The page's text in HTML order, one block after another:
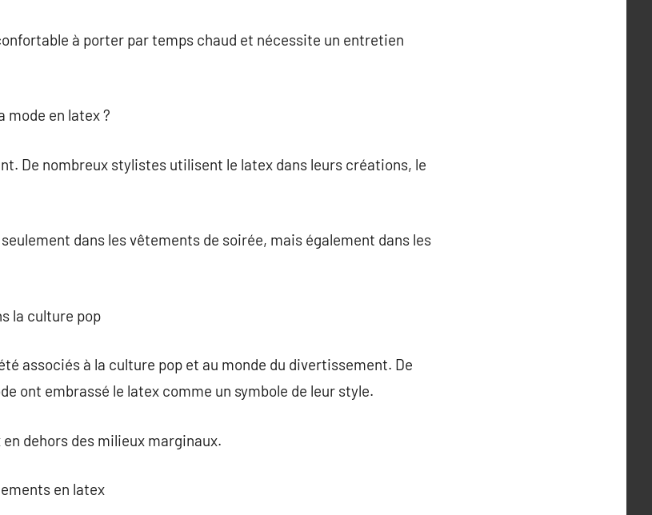
à porter par temps chaud et nécessite un entretien
mode en latex ?
De nombreux stylistes utilisent le latex dans leurs créations, le
dans les vêtements de soirée, mais également dans les
la culture pop
associés à la culture pop et au monde du divertissement. De
ont embrassé le latex comme un symbole de leur style.
dehors des milieux marginaux.
en latex